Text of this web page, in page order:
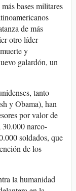
bases militares
de más
otro líder
y
galardón, un
tanto
y Obama), han
por valor de
30.000 narco-
soldados, que
de los
la humanidad